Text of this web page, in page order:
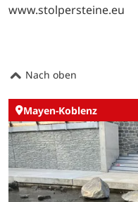
www.stolpersteine.eu
Nach oben
Mayen-Koblenz